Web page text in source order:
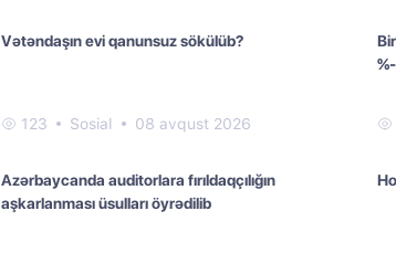
Vətəndaşın evi qanunsuz sökülüb?
123 Sosial 08 avqust 2026
Azərbaycanda auditorlara fırıldaqçılığın
aşkarlanması üsulları öyrədilib